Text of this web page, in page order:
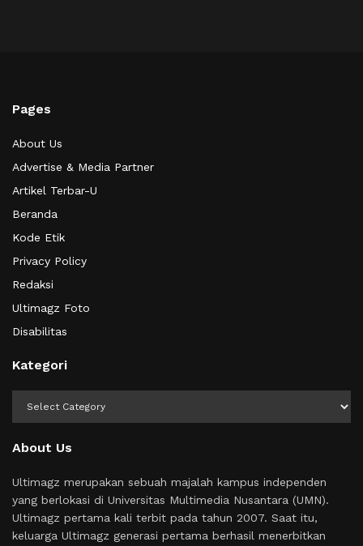
Pages
About Us
Advertise & Media Partner
Artikel Terbar-U
Beranda
Kode Etik
Privacy Policy
Redaksi
Ultimagz Foto
Disabilitas
Kategori
About Us
Ultimagz merupakan sebuah majalah kampus independen
yang berlokasi di Universitas Multimedia Nusantara (UMN).
Ultimagz pertama kali terbit pada tahun 2007. Saat itu,
keluarga Ultimagz generasi pertama berhasil menerbitkan